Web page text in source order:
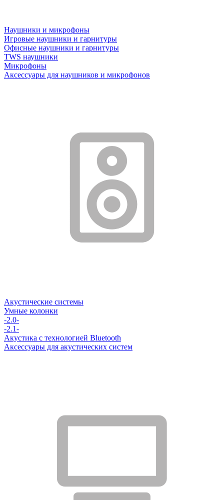
Наушники и микрофоны
Игровые наушники и гарнитуры
Офисные наушники и гарнитуры
TWS наушники
Микрофоны
Аксессуары для наушников и микрофонов
Акустические системы
Умные колонки
-2.0-
-2.1-
Акустика с технологией Bluetooth
Аксессуары для акустических систем